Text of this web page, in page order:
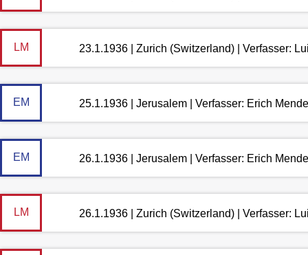
LM 23.1.1936 | Zurich (Switzerland) | Verfasser:
EM 25.1.1936 | Jerusalem | Verfasser: Erich
EM 26.1.1936 | Jerusalem | Verfasser: Erich
LM 26.1.1936 | Zurich (Switzerland) | Verfasser: